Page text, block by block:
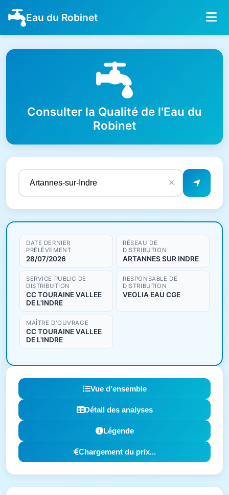
Eau du Robinet
Consulter la Qualité de l'Eau du
Robinet
✕
Résultats de qualité de l'eau
DATE DERNIER
PRÉLÈVEMENT
28/07/2026
RÉSEAU DE
DISTRIBUTION
ARTANNES SUR INDRE
SERVICE PUBLIC DE
DISTRIBUTION
CC TOURAINE VALLEE
DE L'INDRE
RESPONSABLE DE
DISTRIBUTION
VEOLIA EAU CGE
MAÎTRE D'OUVRAGE
CC TOURAINE VALLEE
DE L'INDRE
Vue d'ensemble
Détail des analyses
Légende
Chargement du prix...